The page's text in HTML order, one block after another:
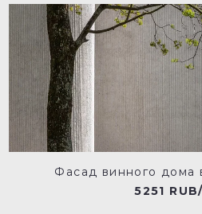
Фасад винного дома
5251